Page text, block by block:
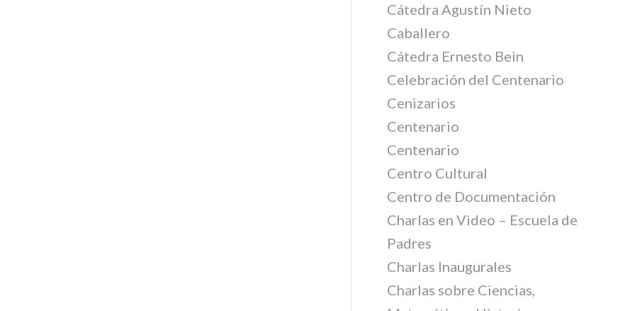
Cátedra Agustín Nieto
Caballero
Cátedra Ernesto Bein
Celebración del Centenario
Cenizarios
Centenario
Centenario
Centro Cultural
Centro de Documentación
Charlas en Video – Escuela de
Padres
Charlas Inaugurales
Charlas sobre Ciencias,